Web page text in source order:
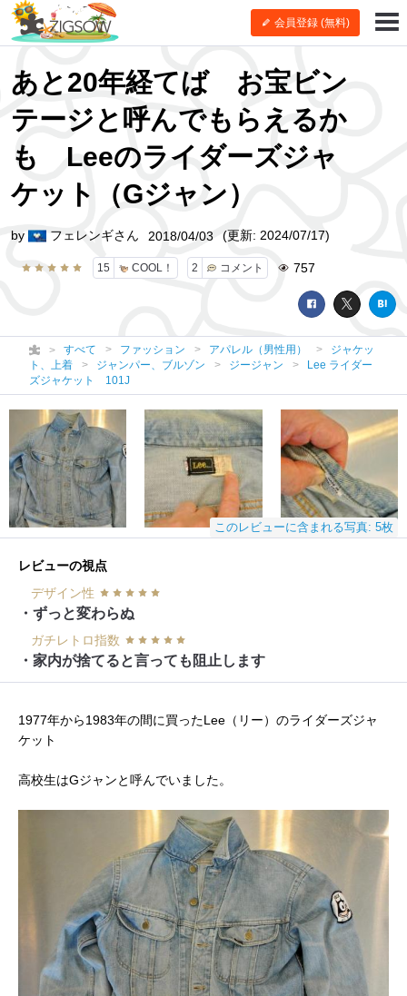
会員登録 (無料)
あと20年経てば お宝ビン
テージと呼んでもらえるか
も Leeのライダーズジャ
ケット（Gジャン）
15 COOL！ 2 コメント 757
by フェレンギさん 2018/04/03 (更新: 2024/07/17)
すべて ファッション アパレル（男性用）
ジャケッ
ト、上着
ジャンパー、ブルゾン ジージャン
Lee ライダー
ズジャケット 101J
このレビューに含まれる写真: 5枚
レビューの視点
デザイン性
・ずっと変わらぬ
ガチレトロ指数
・家内が捨てると言っても阻止します
1977年から1983年の間に買ったLee（リー）のライダーズジャ
ケット
高校生はGジャンと呼んでいました。